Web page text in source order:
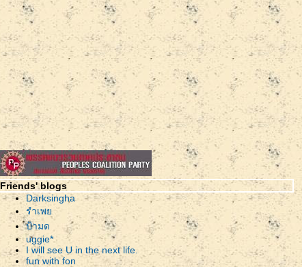
Friends' blogs
Darksingha
รำเพ
ป้ามด
uggie*
I will see U in the next life.
fun with fon